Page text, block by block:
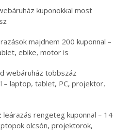
kuponokkal most
majdnem 200 kuponnal –
ebike, motor is
webáruház többszáz
– laptop, tablet, PC, projektor,
leárazás rengeteg kuponnal – 14
olcsón, projektorok,